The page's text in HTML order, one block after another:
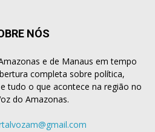
NÓS
e de Manaus em tempo
completa sobre política,
tudo o que acontece na região no
do Amazonas.